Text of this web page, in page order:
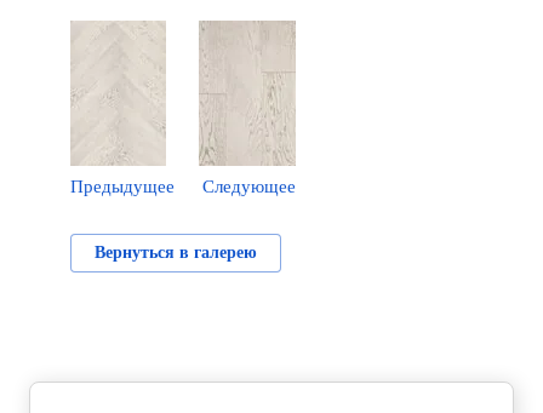
Предыдущее Следующее
Вернуться в галерею